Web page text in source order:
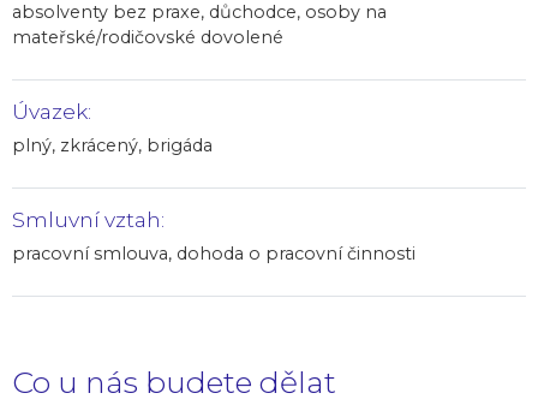
absolventy bez praxe, důchodce, osoby na
mateřské/rodičovské dovolené
Úvazek:
plný, zkrácený, brigáda
Smluvní vztah:
pracovní smlouva, dohoda o pracovní činnosti
Co u nás budete dělat